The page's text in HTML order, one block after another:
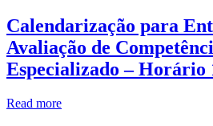
Calendarização para
Avaliação de
Especializado – Horário
Read more